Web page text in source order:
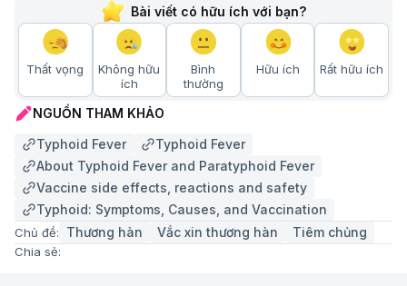
Bài viết có hữu ích với bạn?
Thất vọng
Không hữu
ích
Bình
thường
Hữu ích Rất hữu ích
NGUỒN THAM KHẢO
Typhoid Fever
Typhoid Fever
About Typhoid Fever and Paratyphoid Fever
Vaccine side effects, reactions and safety
Typhoid: Symptoms, Causes, and Vaccination
Chủ đề: Thương hàn Vắc xin thương hàn Tiêm chủng
Chia sẻ: